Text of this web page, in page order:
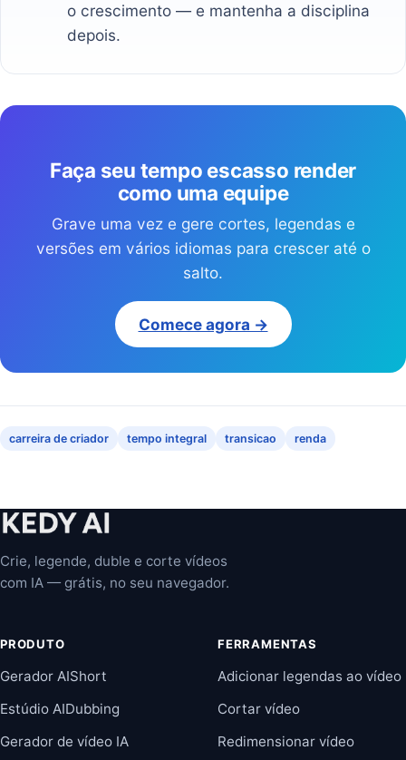
o crescimento — e mantenha a disciplina
depois.
Faça seu tempo escasso render
como uma equipe
Grave uma vez e gere cortes, legendas e
versões em vários idiomas para crescer até o
salto.
Comece agora →
carreira de criador tempo integral transicao renda
Crie, legende, duble e corte vídeos
com IA — grátis, no seu navegador.
PRODUTO
Gerador AIShort
Estúdio AIDubbing
Gerador de vídeo IA
FERRAMENTAS
Adicionar legendas ao vídeo
Cortar vídeo
Redimensionar vídeo